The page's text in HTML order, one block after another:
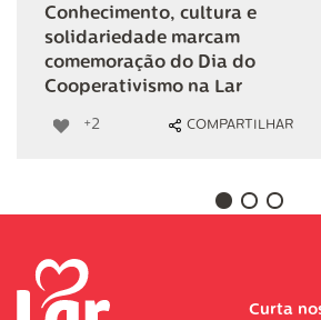
Conhecimento, cultura e
solidariedade marcam
comemoração do Dia do
Cooperativismo na Lar
+2 COMPARTILHAR
Curta